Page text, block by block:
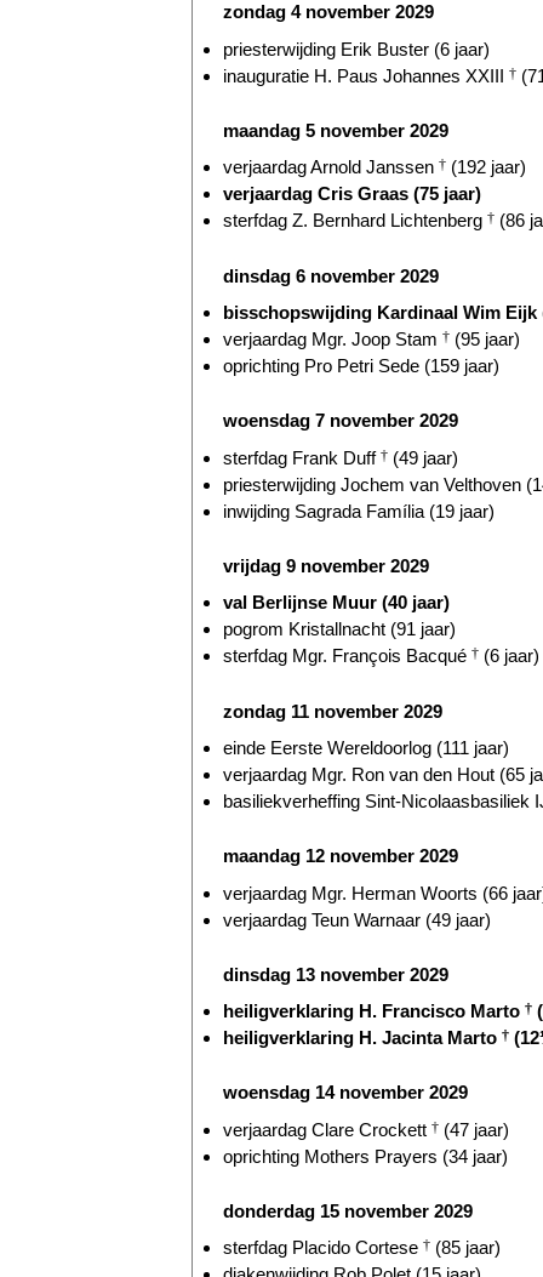
zondag 4 november 2029
priesterwijding Erik Buster (6 jaar)
inauguratie H. Paus Johannes XXIII †
maandag 5 november 2029
verjaardag Arnold Janssen † (192 jaar)
verjaardag Cris Graas (75 jaar)
sterfdag Z. Bernhard Lichtenberg † (86
dinsdag 6 november 2029
bisschopswijding Kardinaal Wim Eijk
verjaardag Mgr. Joop Stam † (95 jaar)
oprichting Pro Petri Sede (159 jaar)
woensdag 7 november 2029
sterfdag Frank Duff † (49 jaar)
priesterwijding Jochem van Velthoven
inwijding Sagrada Família (19 jaar)
vrijdag 9 november 2029
val Berlijnse Muur (40 jaar)
pogrom Kristallnacht (91 jaar)
sterfdag Mgr. François Bacqué † (6 jaar)
zondag 11 november 2029
einde Eerste Wereldoorlog (111 jaar)
verjaardag Mgr. Ron van den Hout (65
basiliekverheffing Sint-Nicolaasbasiliek
maandag 12 november 2029
verjaardag Mgr. Herman Woorts (66
verjaardag Teun Warnaar (49 jaar)
dinsdag 13 november 2029
heiligverklaring H. Francisco Marto †
heiligverklaring H. Jacinta Marto †
woensdag 14 november 2029
verjaardag Clare Crockett † (47 jaar)
oprichting Mothers Prayers (34 jaar)
donderdag 15 november 2029
sterfdag Placido Cortese † (85 jaar)